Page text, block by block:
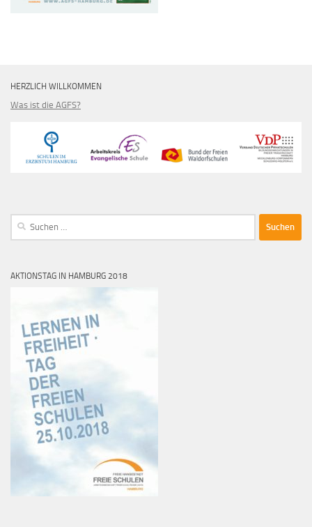
HERZLICH WILLKOMMEN
Was ist die AGFS?
Suche
AKTIONSTAG IN HAMBURG 2018